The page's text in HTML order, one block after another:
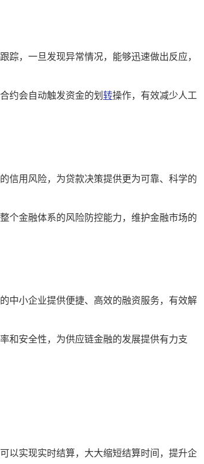
踪，一旦发现异常情况，能够迅速做出反应，
约会自动触发资金的划 转操作，有效减少人工
信用风险，为贷款决策提供更为可靠、科学的
个金融体系的风险防控能力，维护金融市场的
中小企业提供便捷、高效的融资服务，有效解
和安全性，为供应链金融的发展提供有力支
以实现实时结算，大大缩短结算时间，提升企